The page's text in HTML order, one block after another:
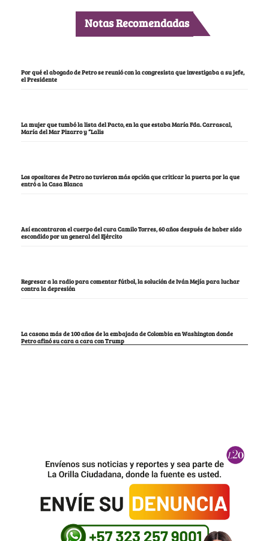
Notas Recomendadas
Por qué el abogado de Petro se reunió con la congresista que investigaba a su jefe,
el Presidente
La mujer que tumbó la lista del Pacto, en la que estaba María Fda. Carrascal,
María del Mar Pizarro y “Lalis
Los opositores de Petro no tuvieron más opción que criticar la puerta por la que
entró a la Casa Blanca
Así encontraron el cuerpo del cura Camilo Torres, 60 años después de haber sido
escondido por un general del Ejército
Regresar a la radio para comentar fútbol, la solución de Iván Mejía para luchar
contra la depresión
La casona más de 100 años de la embajada de Colombia en Washington donde
Petro afinó su cara a cara con Trump